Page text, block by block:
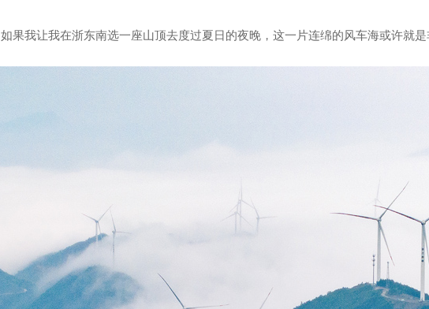
如果我让我在浙东南选一座山顶去度过夏日的夜晚，这一片连绵的风车海或许就是